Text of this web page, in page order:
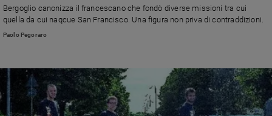
Bergoglio canonizza il francescano che fondò diverse missioni tra cui
quella da cui naqcue San Francisco. Una figura non priva di contraddizioni.
Paolo Pegoraro